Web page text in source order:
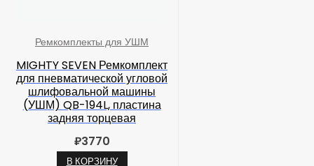
Ремкомплекты для УШМ
MIGHTY SEVEN Ремкомплект
для пневматической угловой
шлифовальной машины
(УШМ) QB-194L, пластина
задняя торцевая
₽3770
В КОРЗИНУ